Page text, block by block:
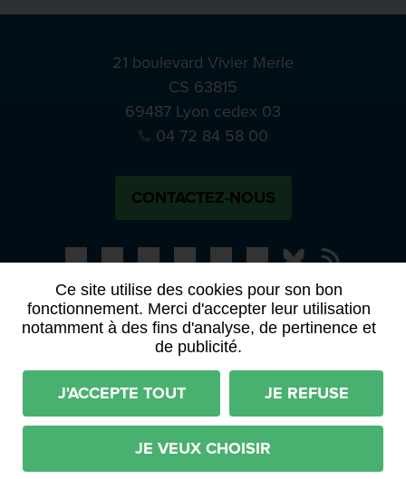
Ce site utilise des cookies pour son bon
fonctionnement. Merci d'accepter leur utilisation
notamment à des fins d'analyse, de pertinence et
de publicité.
J'ACCEPTE TOUT JE REFUSE
JE VEUX CHOISIR
21 boulevard Vivier Merle
CS 63815
69487 Lyon cedex 03
04 72 84 58 00
CONTACTEZ-NOUS
BlueskyNotre
PRESSE
APPELS À MANIFESTATION D’INTÉRÊT
ACTES ET DÉLIBÉRATIONS
Mentions légales
Plan du site
Déclaration d'accessibilité (partiellement conforme)
Imaginé parNeftis- CMS :Flexit©‎